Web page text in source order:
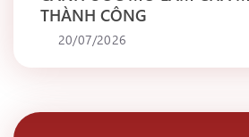
THÀNH CÔNG
20/07/2026